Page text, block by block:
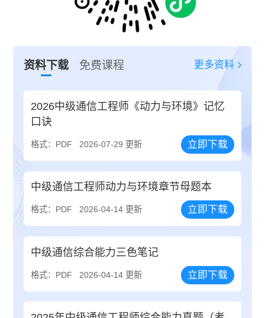
资料下载 免费课程 更多资料
2026中级通信工程师《动力与环境》记忆
口诀
格式：PDF 2026-07-29 更新 立即下载
中级通信工程师动力与环境章节母题本
格式：PDF 2026-04-14 更新 立即下载
中级通信综合能力三色笔记
格式：PDF 2026-04-14 更新 立即下载